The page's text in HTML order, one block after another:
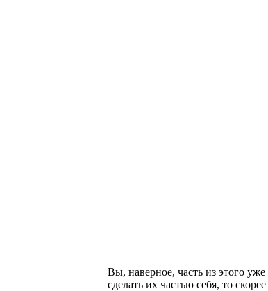
Вы, наверное, часть из этого
сделать их частью себя, то